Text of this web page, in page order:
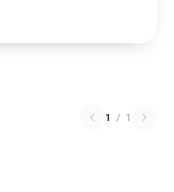
1 / 1